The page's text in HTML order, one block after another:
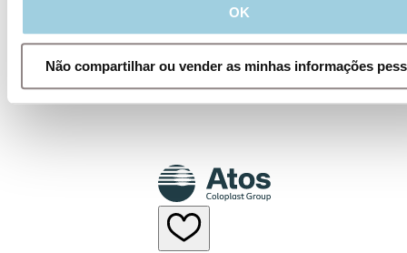
OK
Não compartilhar ou vender as minhas informações